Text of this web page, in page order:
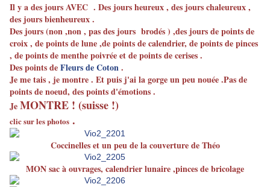
Il y a des jours AVEC . Des jours heureux , des jours chaleureux ,
des jours bienheureux .
Des jours (non ,non , pas des jours brodés ) ,des jours de points de
croix , de points de lune ,de points de calendrier, de points de pinces
, de points de menthe poivrée et de points de cerises .
Des points deFleurs de Coton.
Je me tais , je montre . Et puis j'ai la gorge un peu nouée .Pas de
points de noeud, des points d'émotions .
JeMONTRE ! (suisse !)
clic sur les photos .
Coccinelles et un peu de la couverture de Théo
MON sac à ouvrages, calendrier lunaire ,pinces de bricolage